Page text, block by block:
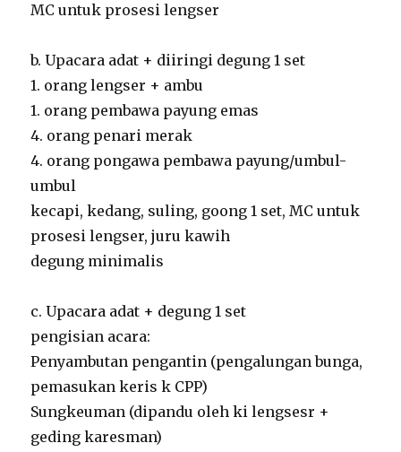
MC untuk prosesi lengser
b. Upacara adat + diiringi degung 1 set
1. orang lengser + ambu
1. orang pembawa payung emas
4. orang penari merak
4. orang pongawa pembawa payung/umbul-
umbul
kecapi, kedang, suling, goong 1 set, MC untuk
prosesi lengser, juru kawih
degung minimalis
c. Upacara adat + degung 1 set
pengisian acara:
Penyambutan pengantin (pengalungan bunga,
pemasukan keris k CPP)
Sungkeuman (dipandu oleh ki lengsesr +
geding karesman)